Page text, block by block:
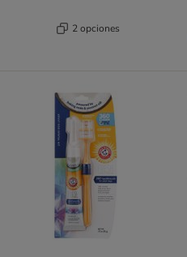
2 opciones